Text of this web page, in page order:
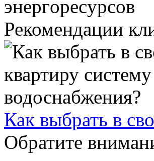
Рекомендации
Как выбрать в
Обратите